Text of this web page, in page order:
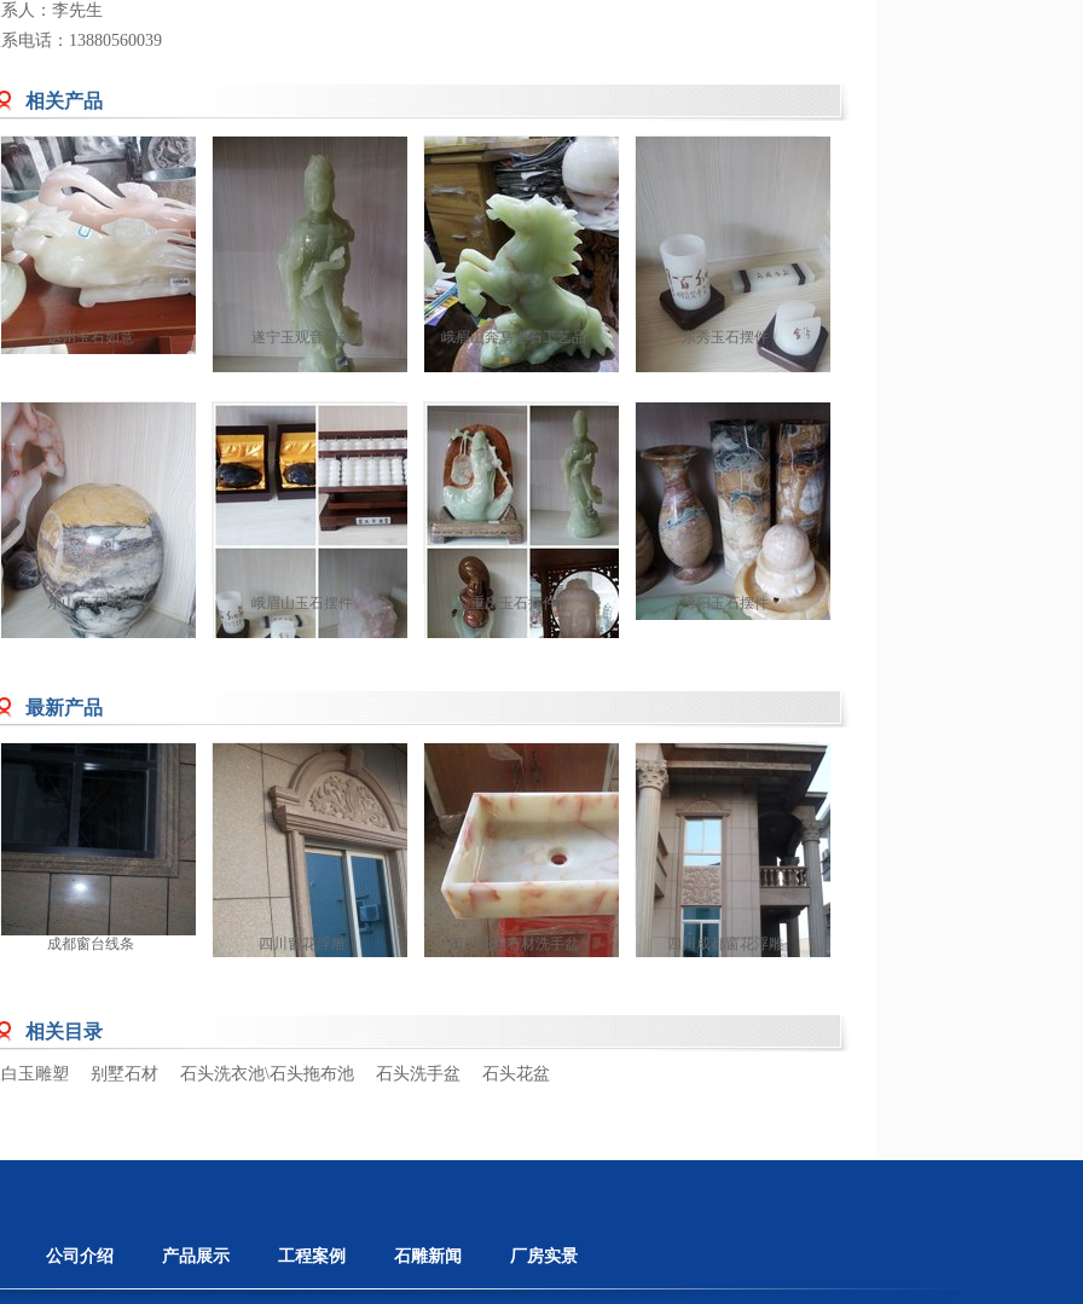
人：李先生
电话：13880560039
相关产品
达州玉石如意 遂宁玉观音雕刻 峨眉山奔马玉石工艺品 东秀玉石摆件
乐山玉石摆件 峨眉山玉石摆件 重庆玉石摆件 绵阳玉石摆件
最新产品
成都窗台线条 四川窗花浮雕 四川高档石材洗手盆 四川成都窗花浮雕
相关目录
玉雕塑 别墅石材 石头洗衣池\石头拖布池 石头洗手盆 石头花盆
公司介绍 产品展示 工程案例 石雕新闻 厂房实景